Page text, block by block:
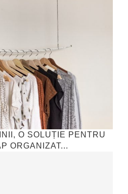
O SOLUȚIE PENTRU
ORGANIZAT...